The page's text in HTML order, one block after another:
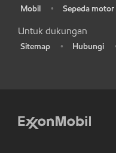
Mobil • Sepeda
Untuk dukungan
Sitemap • Hubungi